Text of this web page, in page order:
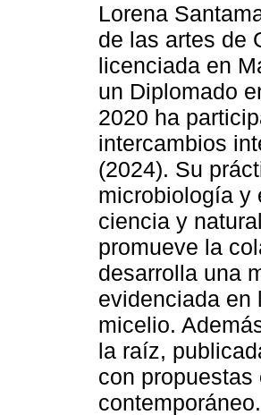
Lorena
de las artes de
licenciada en
un Diplomado
2020 ha
intercambios
(2024). Su
microbiología y
ciencia y
promueve la
desarrolla una
evidenciada en
micelio.
la raíz,
con